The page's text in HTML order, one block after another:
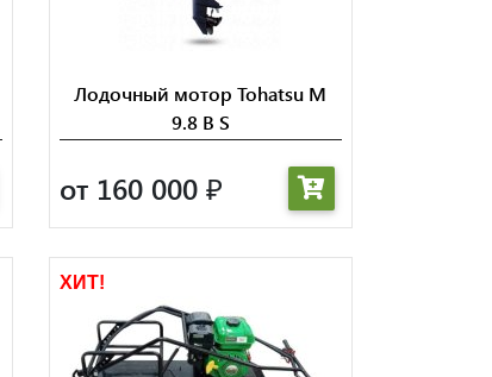
Лодочный мотор Tohatsu M
9.8 B S
от 160 000 ₽
ХИТ!